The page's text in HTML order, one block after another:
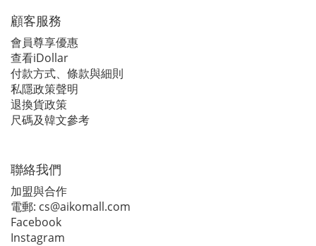
顧客服務
會員尊享優惠
查看iDollar
付款方式、條款與細則
私隱政策聲明
退換貨政策
尺碼及韓文參考
聯絡我們
加盟與合作
電郵: cs@aikomall.com
Facebook
Instagram